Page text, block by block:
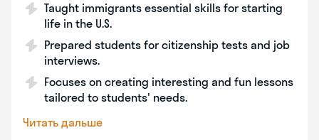
Taught immigrants essential skills for starting
life in the U.S.
Prepared students for citizenship tests and job
interviews.
Focuses on creating interesting and fun lessons
tailored to students' needs.
Читать дальше